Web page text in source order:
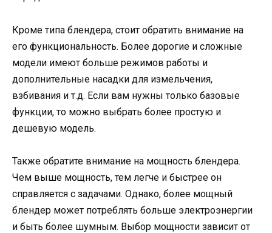
Кроме типа блендера, стоит обратить внимание на
его функциональность. Более дорогие и сложные
модели имеют больше режимов работы и
дополнительные насадки для измельчения,
взбивания и т.д. Если вам нужны только базовые
функции, то можно выбрать более простую и
дешевую модель.
Также обратите внимание на мощность блендера.
Чем выше мощность, тем легче и быстрее он
справляется с задачами. Однако, более мощный
блендер может потреблять больше электроэнергии
и быть более шумным. Выбор мощности зависит от